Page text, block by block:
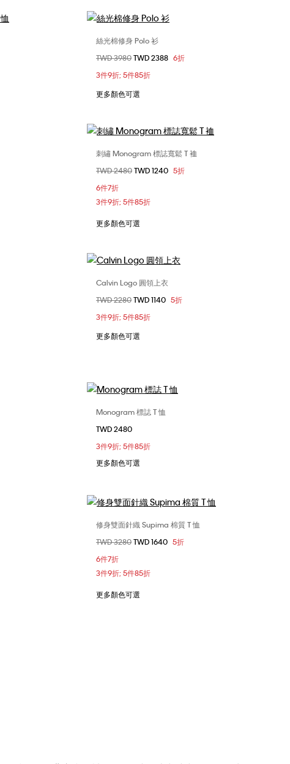
XS
S
XXL
絲光棉修身 Polo 衫
價格扣減從
TWD 3980至
TWD 2388 6折
3件9折; 5件85折
更多顏色可選
選擇您的尺碼
S
刺繡 Monogram 標誌寬鬆 T 裇
價格扣減從
TWD 2480至
TWD 1240 5折
6件7折
3件9折; 5件85折
更多顏色可選
選擇您的尺碼
S
M
Calvin Logo 圓領上衣
價格扣減從
TWD 2280至
TWD 1140 5折
3件9折; 5件85折
更多顏色可選
Monogram 標誌 T 恤
TWD 2480
3件9折; 5件85折
更多顏色可選
選擇您的尺碼
XS
S
XXL
修身雙面針織 Supima 棉質 T 恤
價格扣減從
TWD 3280至
TWD 1640 5折
6件7折
3件9折; 5件85折
更多顏色可選